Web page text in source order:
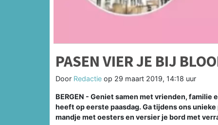
PASEN VIER JE BIJ
Door Redactie op 29 maart 2019, 14:18 uur
BERGEN - Geniet samen met vrienden,
heeft op eerste paasdag. Ga tijdens ons unieke
mandje met oesters en versier je bord met